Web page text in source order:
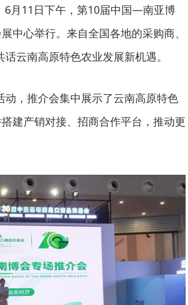
6月11日下午，第10届中国—南亚博
中心举行。来自全国各地的采购商、
云南高原特色农业发展新机遇。
，推介会集中展示了云南高原特色
建产销对接、招商合作平台，推动更